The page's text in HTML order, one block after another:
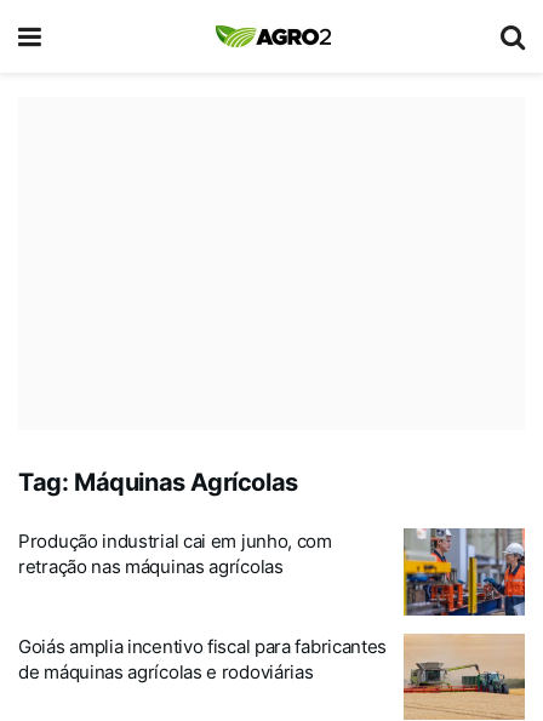
Tag: Máquinas Agrícolas
Produção industrial cai em junho, com
retração nas máquinas agrícolas
Goiás amplia incentivo fiscal para fabricantes
de máquinas agrícolas e rodoviárias